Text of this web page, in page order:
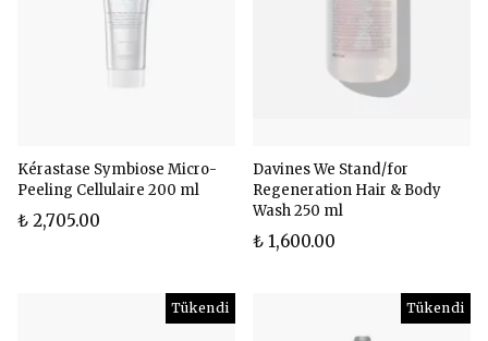
Kérastase Symbiose Micro-
Peeling Cellulaire 200 ml
₺ 2,705.00
Davines We Stand/for
Regeneration Hair & Body
Wash 250 ml
₺ 1,600.00
Tükendi Tükendi